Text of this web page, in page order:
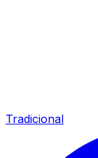
Tradicional